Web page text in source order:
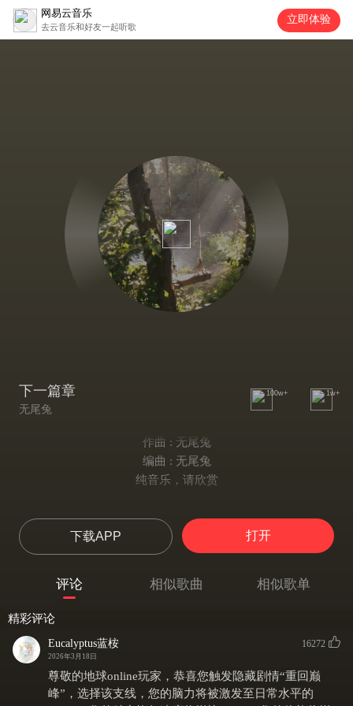
网易云音乐
去云音乐和好友一起听歌
立即体验
下一篇章
无尾兔
100w+ 1w+
作曲 : 无尾兔
编曲 : 无尾兔
纯音乐，请欣赏
下载APP 打开
评论 相似歌曲 相似歌单
精彩评论
Eucalyptus蓝桉
2026年3月18日
16272
尊敬的地球online玩家，恭喜您触发隐藏剧情“重回巅
峰”，选择该支线，您的脑力将被激发至日常水平的